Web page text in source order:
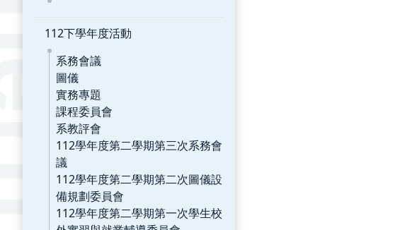
112下學年度活動
系務會議
圖儀
實務專題
課程委員會
系教評會
112學年度第二學期第三次系務會
議
112學年度第二學期第二次圖儀設
備規劃委員會
112學年度第二學期第一次學生校